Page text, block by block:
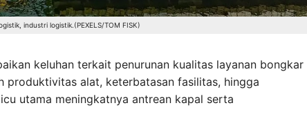
industri logistik.(PEXELS/TOM FISK)
keluhan terkait penurunan kualitas layanan bongkar
produktivitas alat, keterbatasan fasilitas, hingga
utama meningkatnya antrean kapal serta